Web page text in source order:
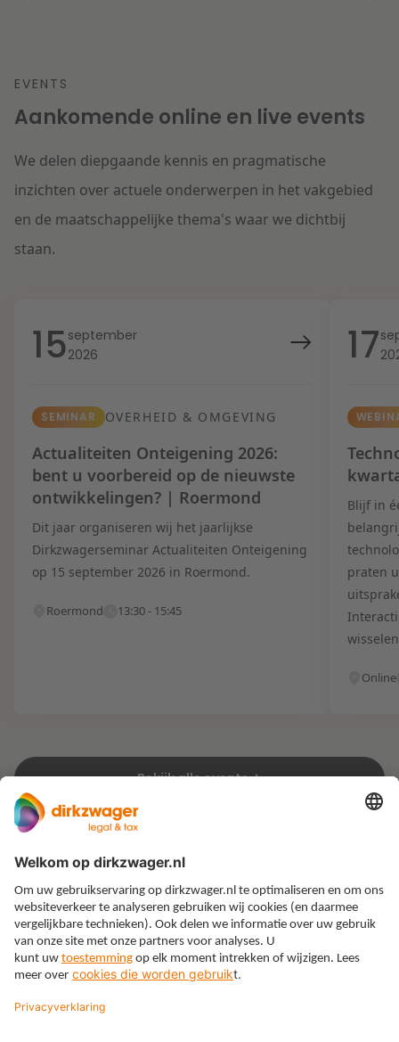
EVENTS
Aankomende online en live events
We delen diepgaande kennis en pragmatische
inzichten over actuele onderwerpen in het vakgebied
en de maatschappelijke thema's waar we dichtbij
staan.
15september
2026
SEMINAR OVERHEID & OMGEVING
Actualiteiten Onteigening 2026:
bent u voorbereid op de nieuwste
ontwikkelingen? | Roermond
Dit jaar organiseren wij het jaarlijkse
Dirkzwagerseminar Actualiteiten Onteigening
op 15 september 2026 in Roermond.
Roermond 13:30 - 15:45
17
Blijf in
praten
Online
Bekijk alle events
Expertises
Thema’s